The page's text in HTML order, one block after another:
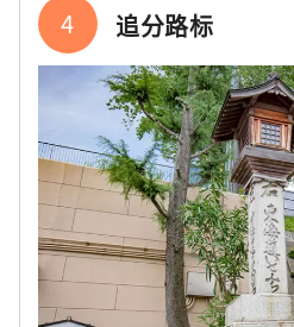
4 追分路标